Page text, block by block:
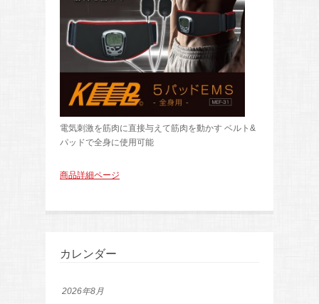
電気刺激を筋肉に直接与えて筋肉を動かす ベルト&
パッドで全身に使用可能
商品詳細ページ
カレンダー
2026年8月